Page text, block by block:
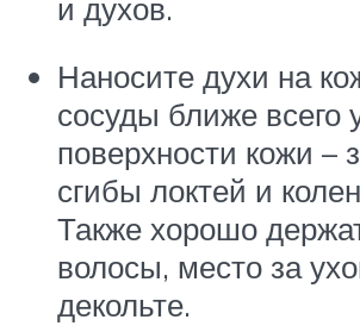
и духов.
Наносите духи на
сосуды ближе всего
поверхности кожи –
сгибы локтей и
Также хорошо
волосы, место за
декольте.